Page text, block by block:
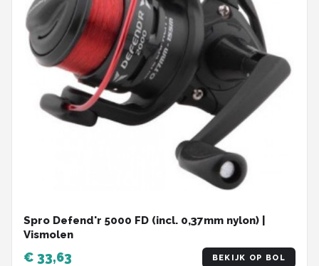
Spro Defend'r 5000 FD (incl. 0,37mm nylon) |
Vismolen
€ 33,63 BEKIJK OP BOL